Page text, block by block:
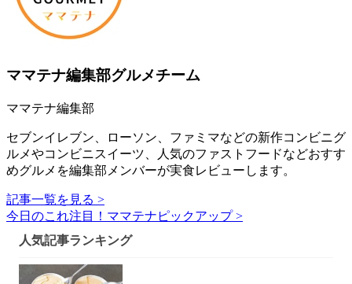
ママテナ編集部グルメチーム
ママテナ編集部
セブンイレブン、ローソン、ファミマなどの新作コンビニグ
ルメやコンビニスイーツ、人気のファストフードなどおすす
めグルメを編集部メンバーが実食レビューします。
記事一覧を見る >
今日のこれ注目！ママテナピックアップ >
人気記事ランキング